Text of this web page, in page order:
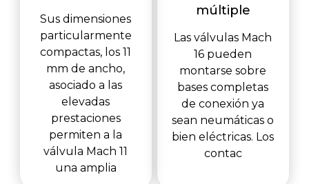
Sus dimensiones
particularmente
compactas, los 11
mm de ancho,
asociado a las
elevadas
prestaciones
permiten a la
válvula Mach 11
una amplia
múltiple
Las válvulas Mach
16 pueden
montarse sobre
bases completas
de conexión ya
sean neumáticas o
bien eléctricas. Los
contac